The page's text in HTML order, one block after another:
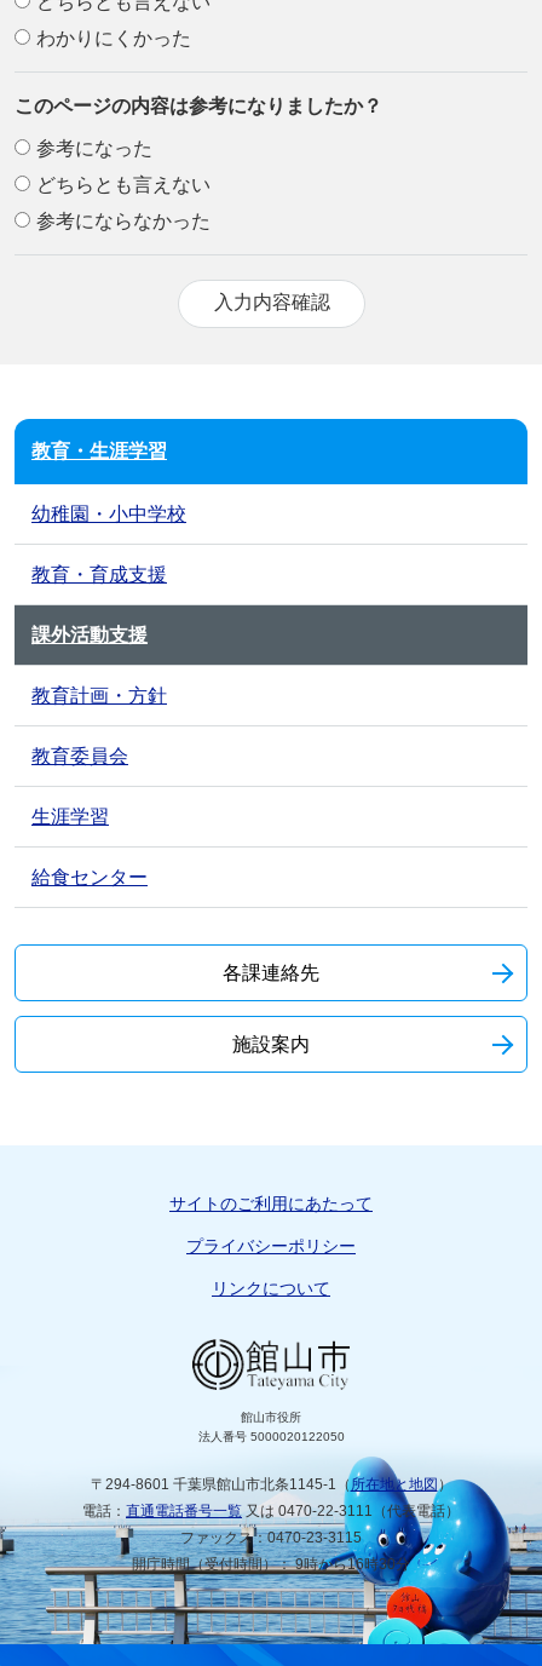
わかりにくかった
このページの内容は参考になりましたか？
参考になった
どちらとも言えない
参考にならなかった
教育・生涯学習
幼稚園・小中学校
教育・育成支援
課外活動支援
教育計画・方針
教育委員会
生涯学習
給食センター
各課連絡先
施設案内
館山市役所
法人番号 5000020122050
〒294-8601 千葉県館山市北条1145-1（所在地と地図 ）
電話： 直通電話番号一覧又は 0470-22-3111（代表電話）
ファックス：0470-23-3115
開庁時間（受付時間）： 9時から16時30分
サイトのご利用にあたって
プライバシーポリシー
リンクについて